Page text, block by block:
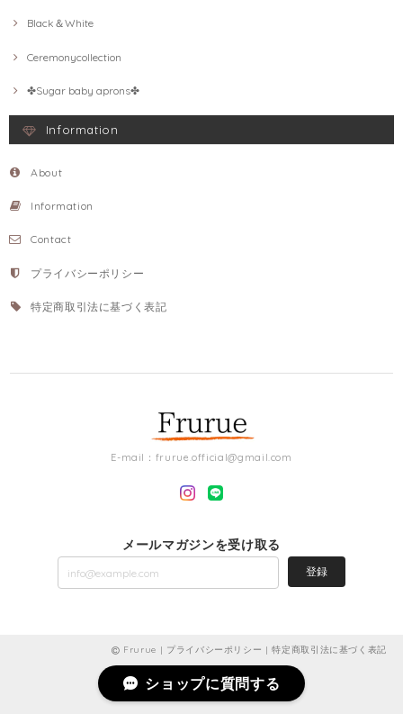
Black＆White
Ceremonycollection
✤Sugar baby aprons✤
Information
About
Information
Contact
プライバシーポリシー
特定商取引法に基づく表記
E-mail： frurue.official@gmail.com
メールマガジンを受け取る
登録
Frurue | プライバシーポリシー |特定商取引法に基づく表記
ショップに質問する